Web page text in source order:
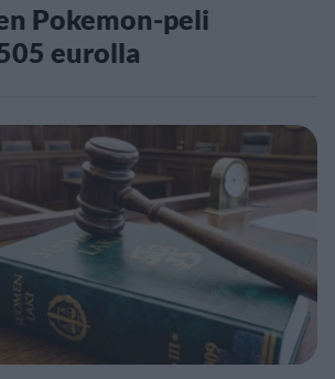
Pokemon-peli
eurolla